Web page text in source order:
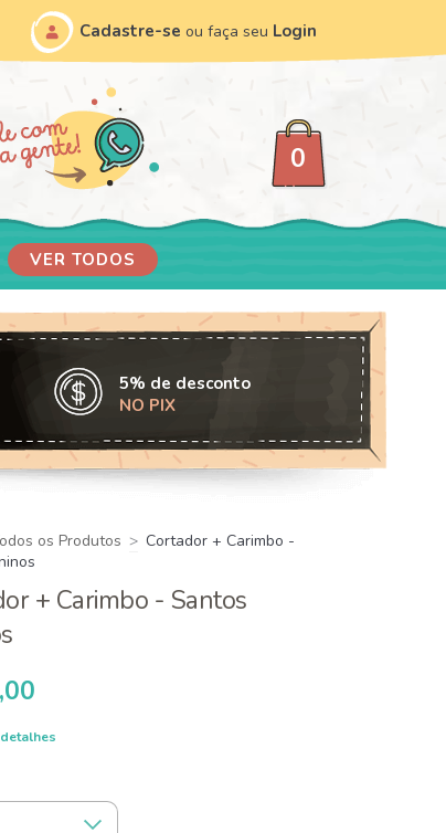
Cadastre-se ou faça seu Login
0
VER TODOS
5% de desconto
NO PIX
os Produtos > Cortador + Carimbo -
+ Carimbo - Santos